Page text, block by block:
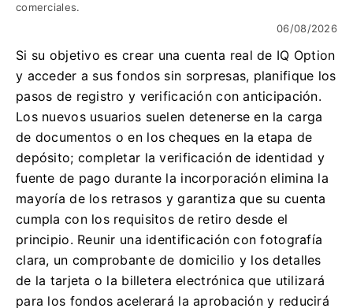
comerciales.
06/08/2026
Si su objetivo es crear una cuenta real de IQ Option
y acceder a sus fondos sin sorpresas, planifique los
pasos de registro y verificación con anticipación.
Los nuevos usuarios suelen detenerse en la carga
de documentos o en los cheques en la etapa de
depósito; completar la verificación de identidad y
fuente de pago durante la incorporación elimina la
mayoría de los retrasos y garantiza que su cuenta
cumpla con los requisitos de retiro desde el
principio. Reunir una identificación con fotografía
clara, un comprobante de domicilio y los detalles
de la tarjeta o la billetera electrónica que utilizará
para los fondos acelerará la aprobación y reducirá